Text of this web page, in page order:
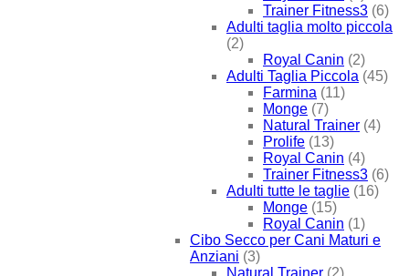
Trainer Fitness3 (6)
Adulti taglia molto piccola
(2)
Royal Canin (2)
Adulti Taglia Piccola (45)
Farmina (11)
Monge (7)
Natural Trainer (4)
Prolife (13)
Royal Canin (4)
Trainer Fitness3 (6)
Adulti tutte le taglie (16)
Monge (15)
Royal Canin (1)
Cibo Secco per Cani Maturi e
Anziani (3)
Natural Trainer (2)